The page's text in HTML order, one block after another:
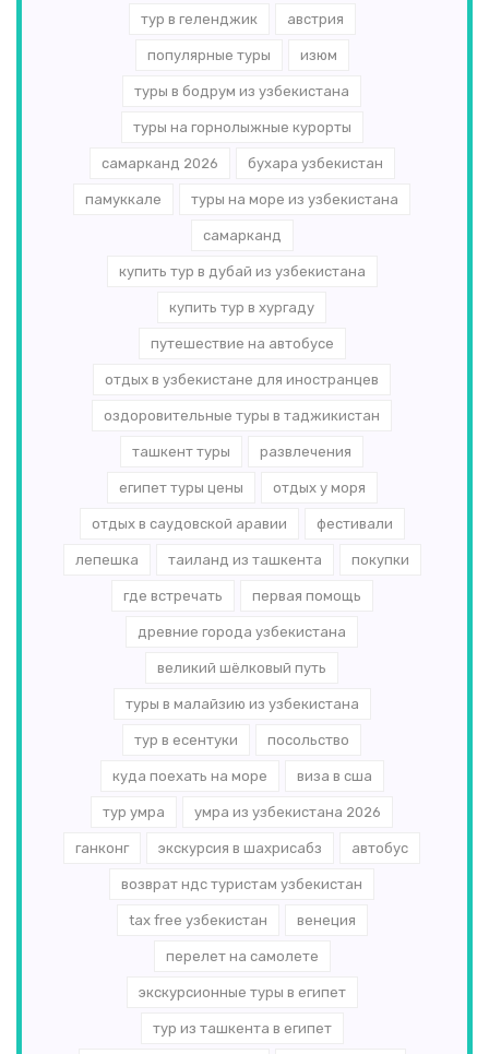
тур в геленджик австрия
популярные туры изюм
туры в бодрум из узбекистана
туры на горнолыжные курорты
самарканд 2026 бухара узбекистан
памуккале туры на море из узбекистана
самарканд
купить тур в дубай из узбекистана
купить тур в хургаду
путешествие на автобусе
отдых в узбекистане для иностранцев
оздоровительные туры в таджикистан
ташкент туры развлечения
египет туры цены отдых у моря
отдых в саудовской аравии фестивали
лепешка таиланд из ташкента покупки
где встречать первая помощь
древние города узбекистана
великий шёлковый путь
туры в малайзию из узбекистана
тур в есентуки посольство
куда поехать на море виза в сша
тур умра умра из узбекистана 2026
ганконг экскурсия в шахрисабз автобус
возврат ндс туристам узбекистан
tax free узбекистан венеция
перелет на самолете
экскурсионные туры в египет
тур из ташкента в египет